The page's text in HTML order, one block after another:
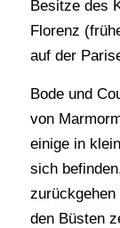
Besitze des
Florenz
auf der
Bode und
von
einige in
sich
den Büsten